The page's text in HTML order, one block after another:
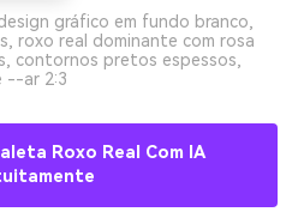
gráfico em fundo branco,
roxo real dominante com rosa
contornos pretos espessos,
--ar 2:3
Roxo Real Com IA